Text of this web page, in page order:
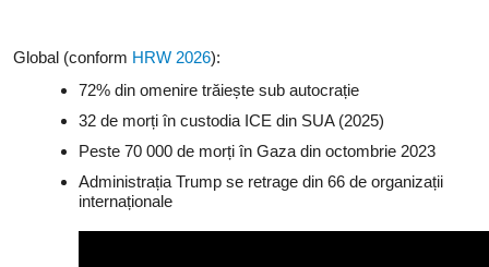
Global (conform HRW 2026):
72% din omenire trăiește sub autocrație
32 de morți în custodia ICE din SUA (2025)
Peste 70 000 de morți în Gaza din octombrie 2023
Administrația Trump se retrage din 66 de organizații
internaționale